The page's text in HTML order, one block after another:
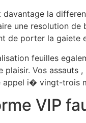
la
une resolution de
de porter la gaiete
feuilles
plaisir. Vos assauts
i� vingt-trois
VIP